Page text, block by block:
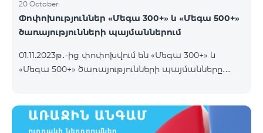
20 October
Փոփոխություններ «Մեգա 300+» և «Մեգա 500+»
ծառայությունների պայմաններում
01.11.2023թ․-ից փոփոխվում են «Մեգա 300+» և
«Մեգա 500+» ծառայությունների պայմանները․
չսպառված ինտերնետի մնացորդը չի զրոյանում
և տեղափոխվում է հաջորդ օր՝ մինչև 100 ԳԲ